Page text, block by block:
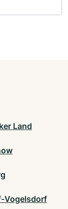
Land
Vogelsdorf